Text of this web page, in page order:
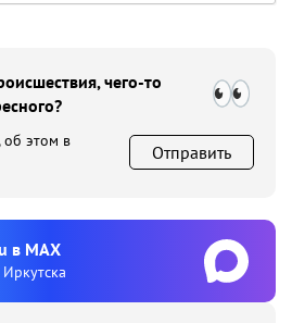
чего-то
об этом в
Отправить
в MAX